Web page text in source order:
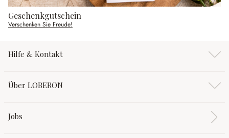
Geschenkgutschein
Verschenken Sie Freude!
Hilfe & Kontakt
Über LOBERON
Jobs